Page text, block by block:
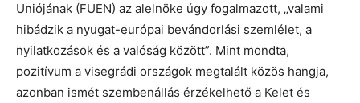
Uniójának (FUEN) az alelnöke úgy fogalmazott, „valami
hibádzik a nyugat-európai bevándorlási szemlélet, a
nyilatkozások és a valóság között”. Mint mondta,
pozitívum a visegrádi országok megtalált közös hangja,
azonban ismét szembenállás érzékelhető a Kelet és